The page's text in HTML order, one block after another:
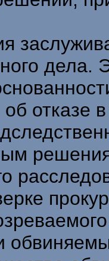
дела.
об отказе